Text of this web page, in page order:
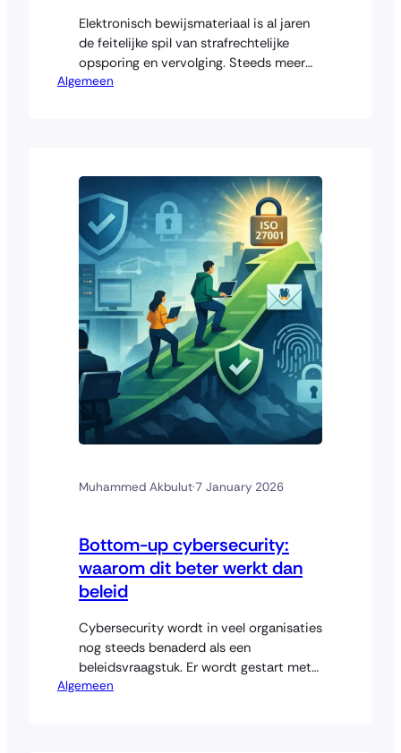
Elektronisch bewijsmateriaal is al jaren
de feitelijke spil van strafrechtelijke
opsporing en vervolging. Steeds meer
feiten en omstandigheden worden
data bevinden zich bijna per definitie
buiten de territoriale grenzen van één
enkel strafrechtelijk rechtsgebied. Hun
digitale aard maakt ze niet per se…
Algemeen
Muhammed Akbulut·7 January 2026
Bottom-up cybersecurity:
waarom dit beter werkt dan
beleid
Cybersecurity wordt in veel organisaties
nog steeds benaderd als een
beleidsvraagstuk. Er wordt gestart met
kaders, documenten en
Algemeen